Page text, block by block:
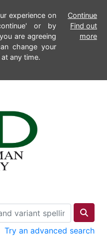
experience on
or by
are agreeing
change your
any time.
Continue
Find out
more
Try an advanced search